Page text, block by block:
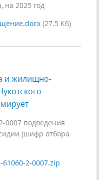
на 2025 год
(27.5 Кб)
и жилищно-
подведения
(шифр отбора
2-0007.zip